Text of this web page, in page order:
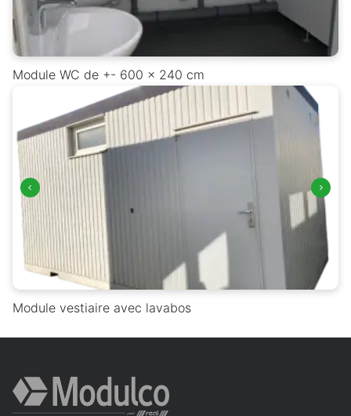
Module WC de +- 600 x 240 cm
Module vestiaire avec lavabos